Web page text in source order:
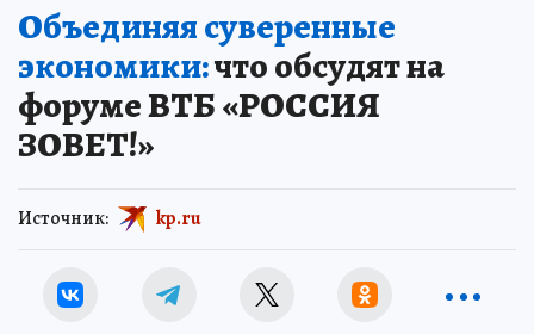
Объединяя суверенные
экономики:что обсудят на
форуме ВТБ «РОССИЯ
ЗОВЕТ!»
Источник: kp.ru